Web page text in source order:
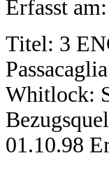
Erfasst
Titel: 3
Whitlock:
01.10.98